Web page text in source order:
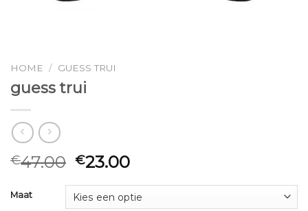
HOME / GUESS TRUI
guess trui
€47.00 €23.00
Maat